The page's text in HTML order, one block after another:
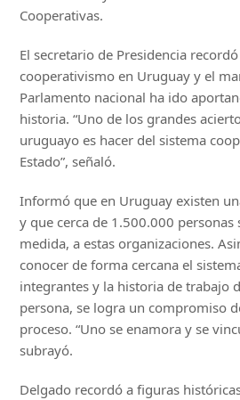
Cooperativas.
El secretario de Presidencia
cooperativismo en Uruguay y el
Parlamento nacional ha ido
historia. “Uno de los grandes
uruguayo es hacer del sistema
Estado”, señaló.
Informó que en Uruguay existen
y que cerca de 1.500.000 personas
medida, a estas organizaciones.
conocer de forma cercana el
integrantes y la historia de trabajo
persona, se logra un compromiso
proceso. “Uno se enamora y se
subrayó.
Delgado recordó a figuras